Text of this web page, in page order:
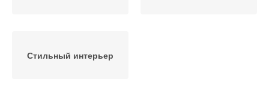
Стильный интерьер